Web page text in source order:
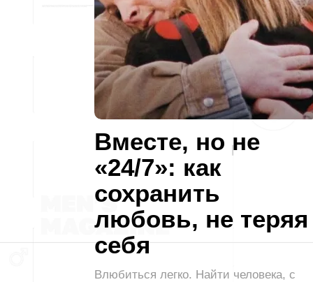
Вместе, но не
«24/7»: как
сохранить
любовь, не теряя
себя
Влюбиться легко. Найти человека, с